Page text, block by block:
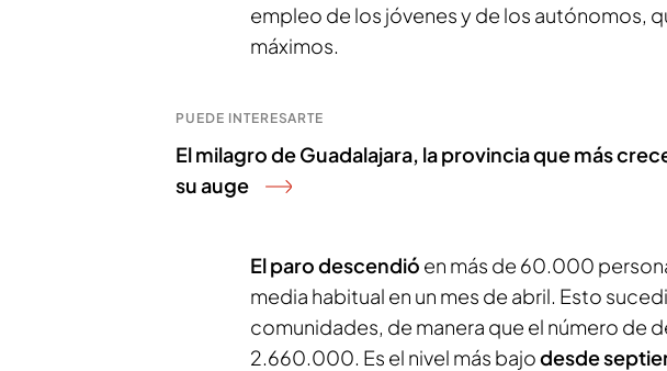
empleo de los jóvenes y de los autónomos,
máximos.
PUEDE INTERESARTE
El milagro de Guadalajara, la provincia que más
su auge
El paro descendió en más de 60.000
media habitual en un mes de abril. Esto
comunidades, de manera que el número de
2.660.000. Es el nivel más bajodesde